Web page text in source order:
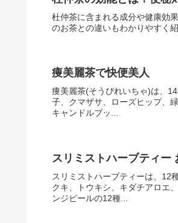
杜仲茶に含まれる成分や健康効
のお茶との違いもわかりやすく紹
痩美麗茶で快便美人
痩美麗茶(そうびれいちゃ)は、
子、クマザサ、ローズヒップ、
キャンドルブッ...
スリミストハーブティー
スリミストハーブティーは、12
クキ、トウキシ、キダチアロエ
ンジピールの12種...